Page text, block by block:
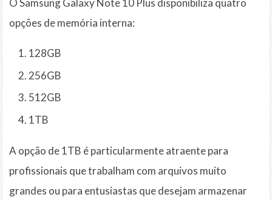
O Samsung Galaxy Note 10 Plus disponibiliza quatro
opções de memória interna:
128GB
256GB
512GB
1TB
A opção de 1TB é particularmente atraente para
profissionais que trabalham com arquivos muito
grandes ou para entusiastas que desejam armazenar